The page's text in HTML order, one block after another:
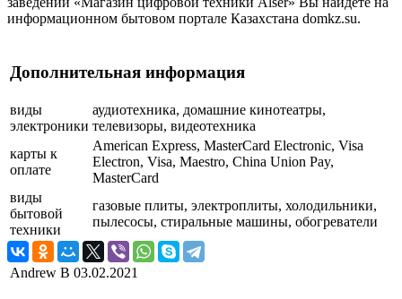
информационном бытовом портале Казахстана domkz.su.
Дополнительная информация
виды
электроники
аудиотехника, домашние кинотеатры,
телевизоры, видеотехника
карты к
оплате
American Express, MasterCard Electronic, Visa
Electron, Visa, Maestro, China Union Pay,
MasterCard
виды
бытовой
техники
газовые плиты, электроплиты, холодильники,
пылесосы, стиральные машины, обогреватели
Andrew B 03.02.2021